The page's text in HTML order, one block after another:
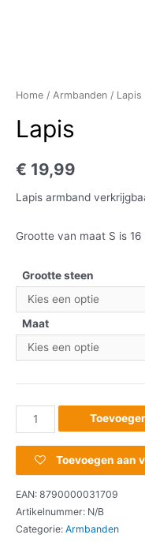
Home / Armbanden / Lapis
Lapis
€ 19,99
Lapis armband
Grootte van maat S is
Grootte steen
Maat
Toevoegen aan
EAN: 8790000031709
Artikelnummer: N/B
Categorie: Armbanden